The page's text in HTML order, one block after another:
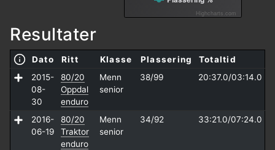
Highcharts.com
Resultater
Dato Ritt Klasse Plassering
Totaltid
2015-
08-
30
80/20
Oppdal
enduro
Menn
senior
38/99 20:37.0/03:14.0
2016-
06-19
80/20
Traktor
enduro
Menn
senior
34/92 33:21.0/07:24.0